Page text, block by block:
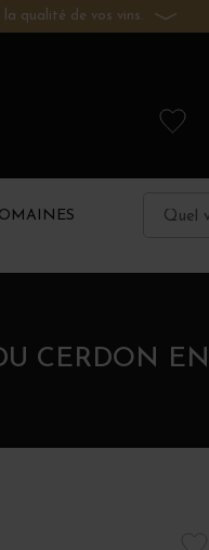
qualité de vos vins.
CERDON